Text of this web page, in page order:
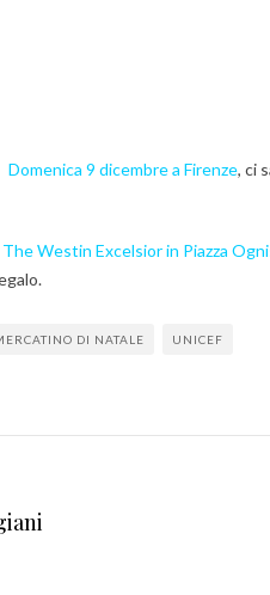
Domenica 9 dicembre a Firenze, ci
Westin Excelsior in Piazza
DI NATALE UNICEF